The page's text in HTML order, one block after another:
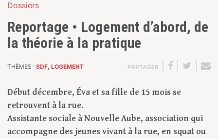
Dossiers
Reportage • Logement d’abord, de
la théorie à la pratique
THÈMES : SDF, LOGEMENT PARTAGER
Début décembre, Éva et sa fille de 15 mois se
retrouvent à la rue.
Assistante sociale à Nouvelle Aube, association qui
accompagne des jeunes vivant à la rue, en squat ou